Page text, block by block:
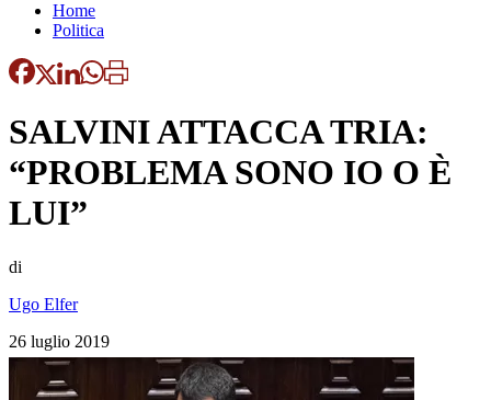
Home
Politica
SALVINI ATTACCA TRIA:
“PROBLEMA SONO IO O È
LUI”
di
Ugo Elfer
26 luglio 2019